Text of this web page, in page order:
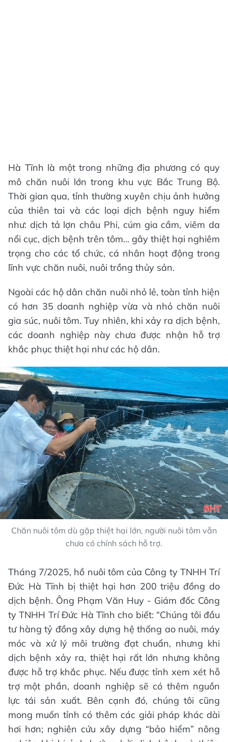
Hà Tĩnh là một trong những địa phương có quy
mô chăn nuôi lớn trong khu vực Bắc Trung Bộ.
Thời gian qua, tỉnh thường xuyên chịu ảnh hưởng
của thiên tai và các loại dịch bệnh nguy hiểm
như: dịch tả lợn châu Phi, cúm gia cầm, viêm da
nổi cục, dịch bệnh trên tôm... gây thiệt hại nghiêm
trọng cho các tổ chức, cá nhân hoạt động trong
lĩnh vực chăn nuôi, nuôi trồng thủy sản.
Ngoài các hộ dân chăn nuôi nhỏ lẻ, toàn tỉnh hiện
có hơn 35 doanh nghiệp vừa và nhỏ chăn nuôi
gia súc, nuôi tôm. Tuy nhiên, khi xảy ra dịch bệnh,
các doanh nghiệp này chưa được nhận hỗ trợ
khắc phục thiệt hại như các hộ dân.
Chăn nuôi tôm dù gặp thiệt hại lớn, người nuôi tôm vẫn
chưa có chính sách hỗ trợ.
Tháng 7/2025, hồ nuôi tôm của Công ty TNHH Trí
Đức Hà Tĩnh bị thiệt hại hơn 200 triệu đồng do
dịch bệnh. Ông Phạm Văn Huy - Giám đốc Công
ty TNHH Trí Đức Hà Tĩnh cho biết: “Chúng tôi đầu
tư hàng tỷ đồng xây dựng hệ thống ao nuôi, máy
móc và xử lý môi trường đạt chuẩn, nhưng khi
dịch bệnh xảy ra, thiệt hại rất lớn nhưng không
được hỗ trợ khắc phục. Nếu được tỉnh xem xét hỗ
trợ một phần, doanh nghiệp sẽ có thêm nguồn
lực tái sản xuất. Bên cạnh đó, chúng tôi cũng
mong muốn tỉnh có thêm các giải pháp khác dài
hơi hơn; nghiên cứu xây dựng “bảo hiểm” nông